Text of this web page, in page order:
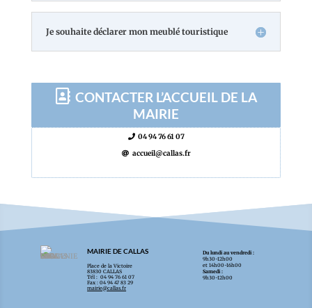
Je souhaite déclarer mon meublé touristique
CONTACTER L’ACCUEIL DE LA
MAIRIE
04 94 76 61 07
accueil@callas.fr
MAIRIE DE CALLAS
Place de la Victoire
83830 CALLAS
Tél : 04 94 76 61 07
Fax : 04 94 47 83 29
mairie@callas.fr
Du lundi au vendredi :
9h30-12h00
et 14h00-16h00
Samedi :
9h30-12h00